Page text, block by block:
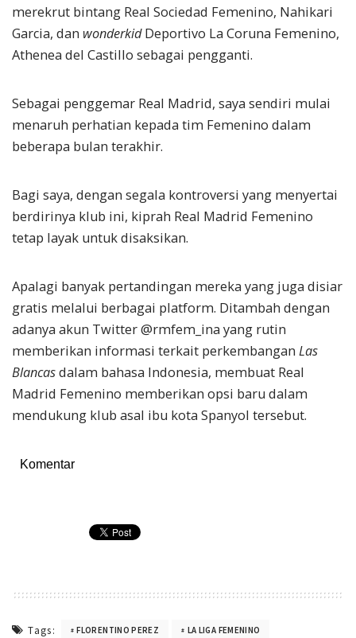
merekrut bintang Real Sociedad Femenino, Nahikari
Garcia, dan wonderkidDeportivo La Coruna Femenino,
Athenea del Castillo sebagai pengganti.
Sebagai penggemar Real Madrid, saya sendiri mulai
menaruh perhatian kepada tim Femenino dalam
beberapa bulan terakhir.
Bagi saya, dengan segala kontroversi yang menyertai
berdirinya klub ini, kiprah Real Madrid Femenino
tetap layak untuk disaksikan.
Apalagi banyak pertandingan mereka yang juga disiar
gratis melalui berbagai platform. Ditambah dengan
adanya akun Twitter @rmfem_ina yang rutin
memberikan informasi terkait perkembangan Las
Blancasdalam bahasa Indonesia, membuat Real
Madrid Femenino memberikan opsi baru dalam
mendukung klub asal ibu kota Spanyol tersebut.
Komentar
Tags: FLORENTINO PEREZ
LA LIGA FEMENINO